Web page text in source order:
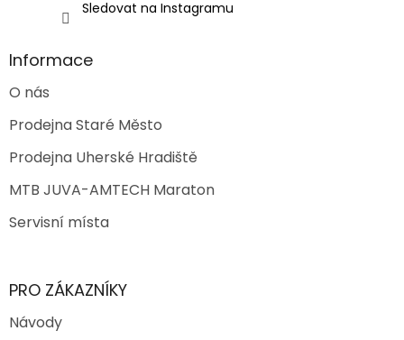
Sledovat na Instagramu
Informace
O nás
Prodejna Staré Město
Prodejna Uherské Hradiště
MTB JUVA-AMTECH Maraton
Servisní místa
PRO ZÁKAZNÍKY
Návody